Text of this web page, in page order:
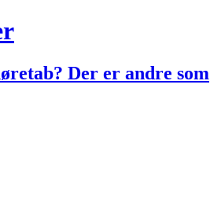
Der er andre som